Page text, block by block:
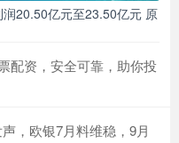
20.50亿元至23.50亿元 原
配资，安全可靠，助你投
，欧银7月料维稳，9月